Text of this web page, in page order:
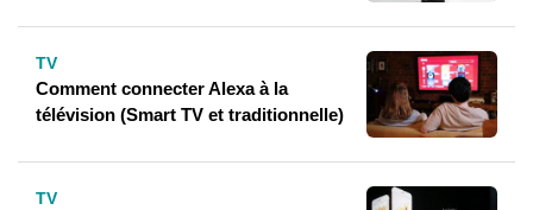
TV
Comment connecter Alexa à la
télévision (Smart TV et traditionnelle)
TV